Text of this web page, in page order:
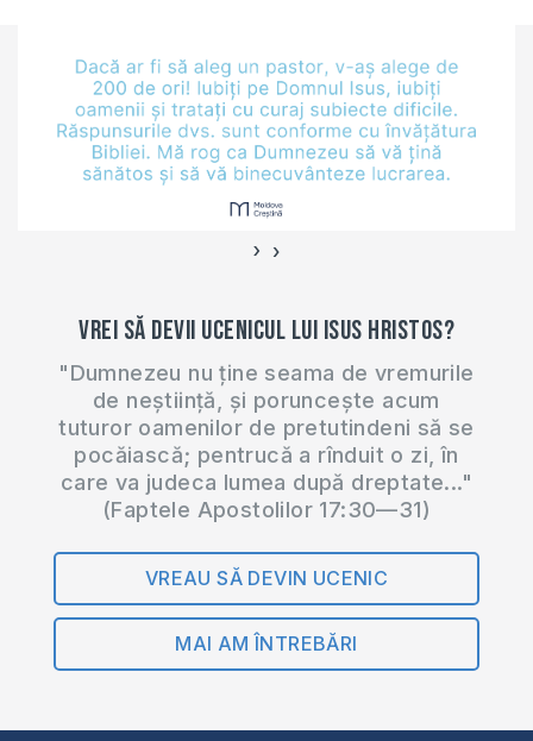
‹ ›
Vrei să devii ucenicul lui Isus Hristos?
"Dumnezeu nu ține seama de vremurile
de neștiință, și poruncește acum
tuturor oamenilor de pretutindeni să se
pocăiască; pentrucă a rînduit o zi, în
care va judeca lumea după dreptate..."
(Faptele Apostolilor 17:30—31)
VREAU SĂ DEVIN UCENIC
MAI AM ÎNTREBĂRI